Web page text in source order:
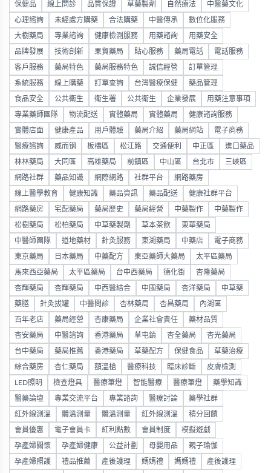
保健品 線上問診 品質保證 草藥製劑 自然療法 中醫藥文化
心理諮詢 未經處方購藥 合法購藥 中醫傳承 數位化服務
大樹藥局 專業諮詢 健康檢測服務 用藥諮詢 用藥安全
品牌發展 技術創新 果貿藥局 貼心服務 藥局電話 電話服務
客戶服務 藥局特色 藥局服務特色 誠信經營 訂單管理
系統服務 線上購藥 訂單查詢 台灣醫療保健 藥品管理
食品安全 公共衛生 衛生署 公共衛生 企業發展 用藥注意事項
專業藥師團隊 物流配送 實體藥局 實體藥局 健康諮詢服務
實體店面 健康產品 用戶體驗 藥局介紹 藥局網站 電子商務
醫療諮詢 威而钢 板橋區 松江路 交通便利 中正區 進口藥品
林林藥局 大同區 高雄藥局 前鎮區 中山區 台北市 三峽區
網路社群 藥品知識 網際網路 社群平台 網路藥房
線上醫學教育 健康知識 藥品資訊 藥品配送 健康社群平台
網路藥房 宅配藥局 藥局歷史 藥局經營 中藥製作 中藥製作
松樹藥局 松柏藥局 中草藥製劑 草本茶飲 東華藥局
中醫師團隊 道地藥材 針灸服務 東湖藥局 中藥店 電子商務
東京藥局 日本藥局 中藥配方 東亞藥師大藥局 太平區藥局
馬來西亞藥局 太平區藥局 台中西藥局 德化街 杏隆藥局
杏輝藥局 杏輝藥局 中西醫結合 中國藥局 杏洋藥局 中草藥
藥膳 針灸拔罐 中醫問診 杏林藥局 杏昌藥局 內湖區
百年老店 藥局經營 杏康藥局 企業社會責任 藥材品質
杏安藥局 中醫諮詢 香港藥局 草屯鎮 杏全藥局 杏光藥局
台中藥局 藥局推薦 香港藥局 草藥配方 保健食品 草藥治療
綜合藥房 杏仁藥局 額溫槍 醫療科技 臨床診斷 皮膚檢測
LED照明 檢查燈具 醫療筆燈 智能醫療 醫療筆燈 藥學知識
醫藥論壇 專業交流平台 專業諮詢 醫療討論 藥學社群
紅外線測溫 體溫測量 體溫測量 紅外線測溫 積分回饋
會員優惠 電子會員卡 紅利點數 會員制度 模擬遊戲
孕產婦關懷 孕產婦健康 公益計劃 母嬰用品 親子瑜伽
孕產婦照護 禮品推薦 產後護理 媽媽禮 媽媽禮 產後護理